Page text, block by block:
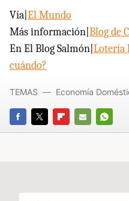
Vía| El Mundo
Más información| Blog de
En El Blog Salmón| Lotería
cuándo?
FACEBOOK
TWITTERFLIPBOARD
E-
TEMAS Economía